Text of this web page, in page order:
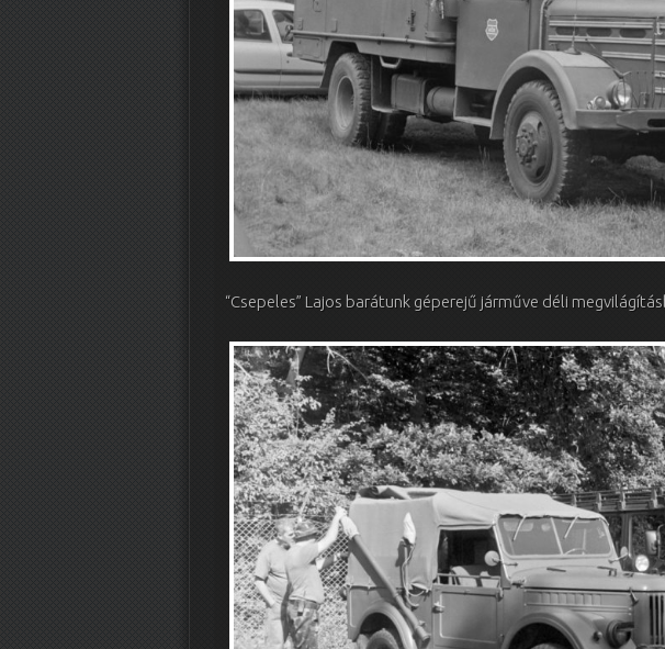
“Csepeles” Lajos barátunk géperejű járműve déli